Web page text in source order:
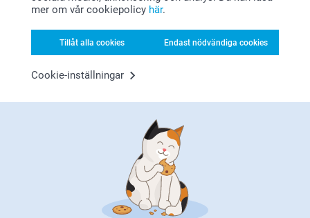
mer om vår cookiepolicy här.
Tillåt alla cookies Endast nödvändiga cookies
Cookie-inställningar
Stort tack för dina fem stjärnor och din feedback!
bilder på – en riktigt personlig vändning på
spelstunden!
Vi önskar er massor av roliga stunder och en fin
helg!
Varma hälsningar,
Relaterade produkter
Kortspel
Fotopussel
6 varianter
Från
(495 omdömen)